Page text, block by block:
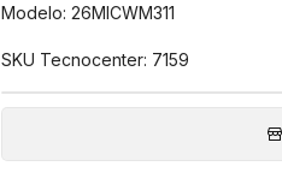
Modelo: 26MICWM311
SKU Tecnocenter: 7159